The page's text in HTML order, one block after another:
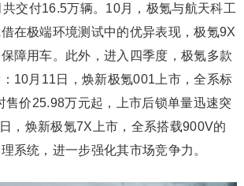
交付16.5万辆。10月，极氪与航天科工
在极端环境测试中的优异表现，极氪9X
障用车。此外，进入四季度，极氪多款
10月11日，焕新极氪001上市，全系标
售价25.98万元起，上市后锁单量迅速突
，焕新极氪7X上市，全系搭载900V的
系统，进一步强化其市场竞争力。